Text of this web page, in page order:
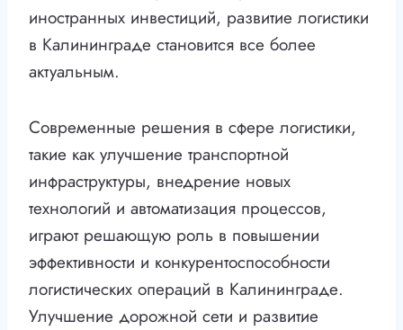
иностранных инвестиций, развитие логистики
в Калининграде становится все более
актуальным.
Современные решения в сфере логистики,
такие как улучшение транспортной
инфраструктуры, внедрение новых
технологий и автоматизация процессов,
играют решающую роль в повышении
эффективности и конкурентоспособности
логистических операций в Калининграде.
Улучшение дорожной сети и развитие